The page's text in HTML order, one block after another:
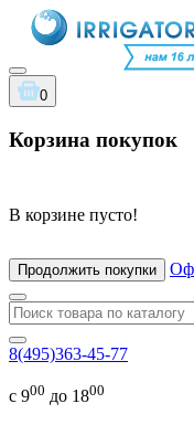
0
Корзина покупок
В корзине пусто!
Продолжить покупки
8(495)363-45-77
с 900 до 1800